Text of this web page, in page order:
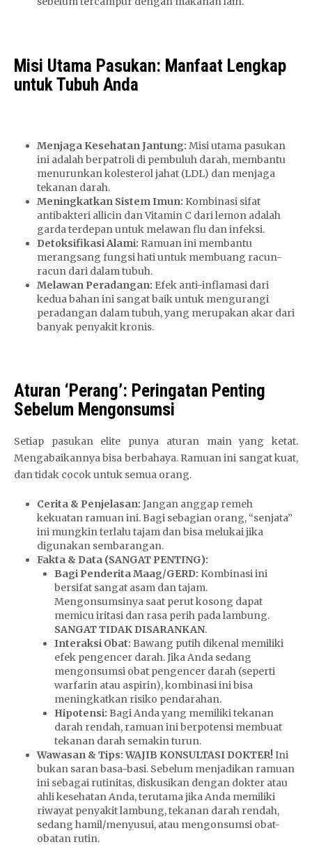
Misi Utama Pasukan: Manfaat Lengkap
untuk Tubuh Anda
Menjaga Kesehatan Jantung: Misi utama pasukan
ini adalah berpatroli di pembuluh darah, membantu
menurunkan kolesterol jahat (LDL) dan menjaga
tekanan darah.
Meningkatkan Sistem Imun: Kombinasi sifat
antibakteri allicin dan Vitamin C dari lemon adalah
garda terdepan untuk melawan flu dan infeksi.
Detoksifikasi Alami: Ramuan ini membantu
merangsang fungsi hati untuk membuang racun-
racun dari dalam tubuh.
Melawan Peradangan: Efek anti-inflamasi dari
kedua bahan ini sangat baik untuk mengurangi
peradangan dalam tubuh, yang merupakan akar dari
banyak penyakit kronis.
Aturan ‘Perang’: Peringatan Penting
Sebelum Mengonsumsi
Setiap pasukan elite punya aturan main yang ketat.
Mengabaikannya bisa berbahaya. Ramuan ini sangat kuat,
dan tidak cocok untuk semua orang.
Cerita & Penjelasan: Jangan anggap remeh
kekuatan ramuan ini. Bagi sebagian orang, “senjata”
ini mungkin terlalu tajam dan bisa melukai jika
digunakan sembarangan.
Fakta & Data (SANGAT PENTING):
Bagi Penderita Maag/GERD: Kombinasi ini
bersifat sangat asam dan tajam.
Mengonsumsinya saat perut kosong dapat
memicu iritasi dan rasa perih pada lambung.
SANGAT TIDAK DISARANKAN.
Interaksi Obat: Bawang putih dikenal memiliki
efek pengencer darah. Jika Anda sedang
mengonsumsi obat pengencer darah (seperti
warfarin atau aspirin), kombinasi ini bisa
meningkatkan risiko pendarahan.
Hipotensi: Bagi Anda yang memiliki tekanan
darah rendah, ramuan ini berpotensi membuat
tekanan darah semakin turun.
Wawasan & Tips:WAJIB KONSULTASI DOKTER!Ini
bukan saran basa-basi. Sebelum menjadikan ramuan
ini sebagai rutinitas, diskusikan dengan dokter atau
ahli kesehatan Anda, terutama jika Anda memiliki
riwayat penyakit lambung, tekanan darah rendah,
sedang hamil/menyusui, atau mengonsumsi obat-
obatan rutin.